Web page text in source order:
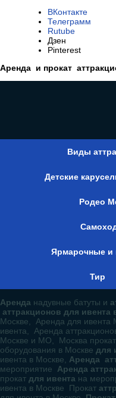
ВКонтакте
Телеграмм
Rutube
Дзен
Pinterest
Аренда и прокат
Виды
Детские
Родео
Ярмарочные и
Тир
Аренда надувные батуты и
аттракционов для ивента
Москве, Аренда для ивента
ивента, Аренда
Москве и МО, Москва
оборудования в Москве для
ивента в Москве, Аренда
мероприятие Аренда
прокат для ивента на
ивента в Москве Прокат